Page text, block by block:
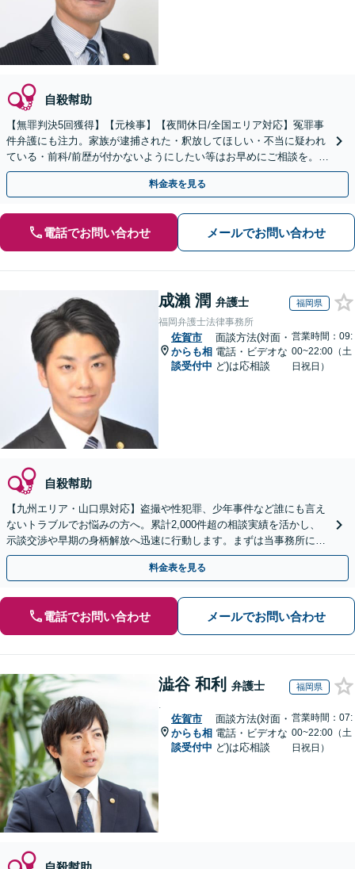
自殺幇助
【無罪判決5回獲得】【元検事】【夜間休日/全国エリア対応】冤罪事
件弁護にも注力。家族が逮捕された・釈放してほしい・不当に疑われ
ている・前科/前歴が付かないようにしたい等はお早めにご相談を。迅
速に的確な対応に定評あり【分割払い可】
料金表を見る
電話でお問い合わせ メールでお問い合わせ
成瀨 潤 弁護士 福岡県
福岡弁護士法律事務所
佐賀市
からも相
談受付中
面談方法(対面・
電話・ビデオな
ど)は応相談
営業時間：09:
00~22:00（土
日祝日）
自殺幇助
【九州エリア・山口県対応】盗撮や性犯罪、少年事件など誰にも言え
ないトラブルでお悩みの方へ。累計2,000件超の相談実績を活かし、
示談交渉や早期の身柄解放へ迅速に行動します。まずは当事務所にご
相談ください。【初回相談30分無料】
料金表を見る
電話でお問い合わせ メールでお問い合わせ
澁谷 和利 弁護士 福岡県
.
佐賀市
からも相
談受付中
面談方法(対面・
電話・ビデオな
ど)は応相談
営業時間：07:
00~22:00（土
日祝日）